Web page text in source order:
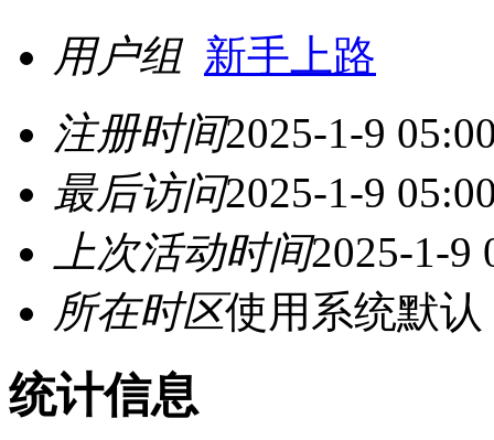
用户组 新手上路
注册时间2025-1-9
最后访问2025-1-9
上次活动时间2025-1-9
所在时区使用系统默认
统计信息